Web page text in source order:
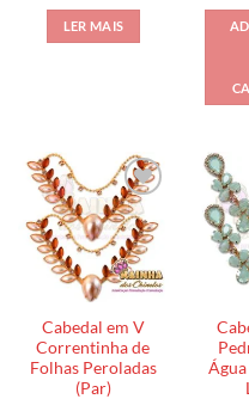
LER MAIS
Cabedal em V
Correntinha de
Folhas Peroladas
(Par)
Água